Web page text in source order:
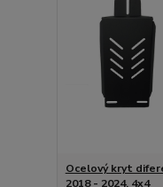
Ocelový kryt
2018 - 2024, 4x4